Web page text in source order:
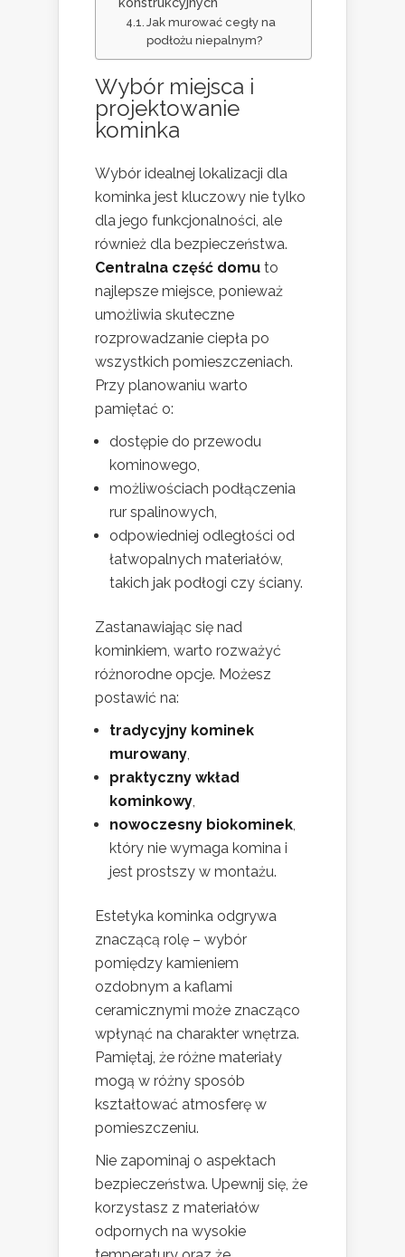
Jak murować cegły na
podłożu niepalnym?
Wybór miejsca i
projektowanie
kominka
Wybór idealnej lokalizacji dla
kominka jest kluczowy nie tylko
dla jego funkcjonalności, ale
również dla bezpieczeństwa.
Centralna część domu to
najlepsze miejsce, ponieważ
umożliwia skuteczne
rozprowadzanie ciepła po
wszystkich pomieszczeniach.
Przy planowaniu warto
pamiętać o:
dostępie do przewodu
kominowego,
możliwościach podłączenia
rur spalinowych,
odpowiedniej odległości od
łatwopalnych materiałów,
takich jak podłogi czy ściany.
Zastanawiając się nad
kominkiem, warto rozważyć
różnorodne opcje. Możesz
postawić na:
tradycyjny kominek
murowany
praktyczny wkład
kominkowy
nowoczesny biokominek
który nie wymaga komina i
jest prostszy w montażu.
Estetyka kominka odgrywa
znaczącą rolę – wybór
pomiędzy kamieniem
ozdobnym a kaflami
ceramicznymi może znacząco
wpłynąć na charakter wnętrza.
Pamiętaj, że różne materiały
mogą w różny sposób
kształtować atmosferę w
pomieszczeniu.
Nie zapominaj o aspektach
bezpieczeństwa. Upewnij się, że
korzystasz z materiałów
odpornych na wysokie